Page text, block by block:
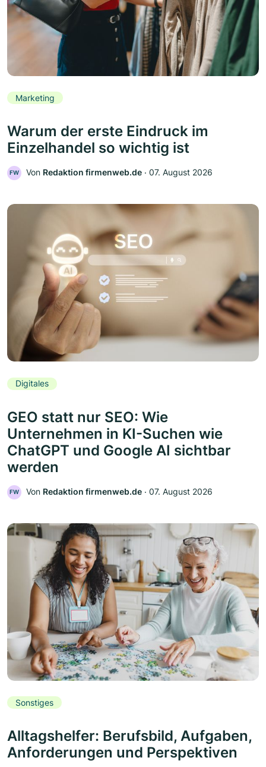
Marketing
Warum der erste Eindruck im
Einzelhandel so wichtig ist
FW Von Redaktion firmenweb.de ‧ 07. August 2026
Digitales
GEO statt nur SEO: Wie
Unternehmen in KI-Suchen wie
ChatGPT und Google AI sichtbar
werden
FW Von Redaktion firmenweb.de ‧ 07. August 2026
Sonstiges
Alltagshelfer: Berufsbild, Aufgaben,
Anforderungen und Perspektiven